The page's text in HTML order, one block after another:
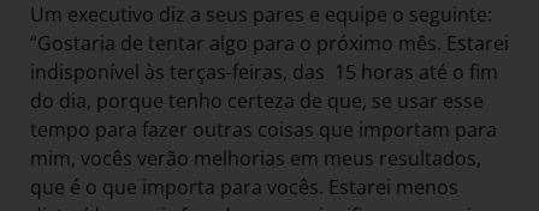
Um executivo diz a seus pares e equipe o seguinte:
“Gostaria de tentar algo para o próximo mês. Estarei
indisponível às terças-feiras, das 15 horas até o fim
do dia, porque tenho certeza de que, se usar esse
tempo para fazer outras coisas que importam para
mim, vocês verão melhorias em meus resultados,
que é o que importa para vocês. Estarei menos